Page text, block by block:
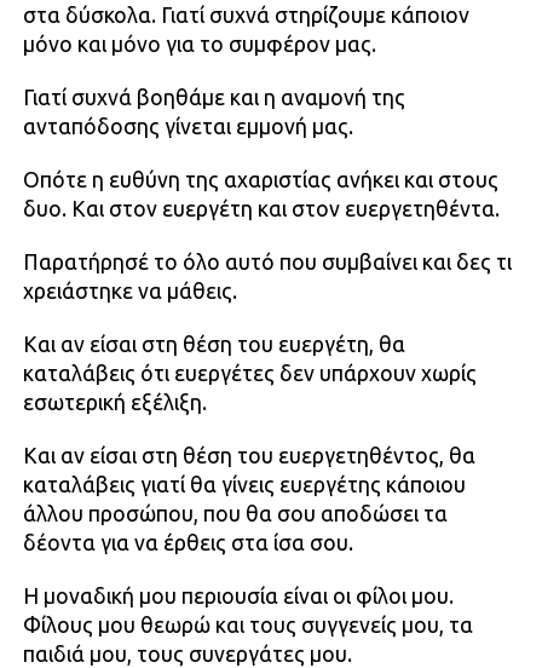
στα δύσκολα. Γιατί συχνά στηρίζουμε κάποιον
μόνο και μόνο για το συμφέρον μας.
Γιατί συχνά βοηθάμε και η αναμονή της
ανταπόδοσης γίνεται εμμονή μας.
Οπότε η ευθύνη της αχαριστίας ανήκει και στους
δυο. Και στον ευεργέτη και στον ευεργετηθέντα.
Παρατήρησέ το όλο αυτό που συμβαίνει και δες τι
χρειάστηκε να μάθεις.
Και αν είσαι στη θέση του ευεργέτη, θα
καταλάβεις ότι ευεργέτες δεν υπάρχουν χωρίς
εσωτερική εξέλιξη.
Και αν είσαι στη θέση του ευεργετηθέντος, θα
καταλάβεις γιατί θα γίνεις ευεργέτης κάποιου
άλλου προσώπου, που θα σου αποδώσει τα
δέοντα για να έρθεις στα ίσα σου.
Η μοναδική μου περιουσία είναι οι φίλοι μου.
Φίλους μου θεωρώ και τους συγγενείς μου, τα
παιδιά μου, τους συνεργάτες μου.